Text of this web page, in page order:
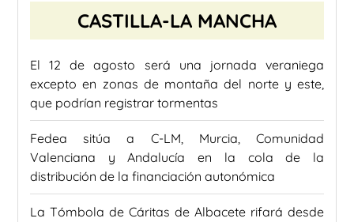
CASTILLA-LA MANCHA
El 12 de agosto será una jornada veraniega
excepto en zonas de montaña del norte y este,
que podrían registrar tormentas
Fedea sitúa a C-LM, Murcia, Comunidad
Valenciana y Andalucía en la cola de la
distribución de la financiación autonómica
La Tómbola de Cáritas de Albacete rifará desde